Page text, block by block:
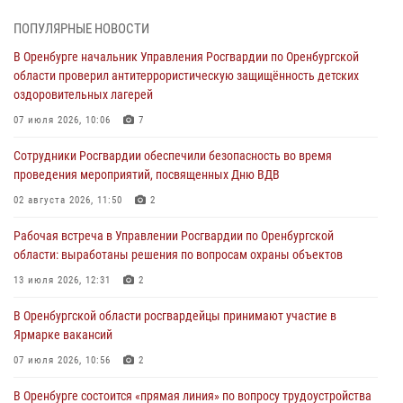
28 июля 2026, 09:41 1
Росгвардейцы обеспечили правопорядок на праздновании Дня
ВМФ в Оренбурге
27 июля 2026, 14:36 2
жизненной ситуации (ВИДЕО)
26 июля 2026, 14:45
образовательных учреждений к новому учебному году
24 июля 2026, 12:25
проведён рейд по строительным объектам
23 июля 2026, 10:47
ПОПУЛЯРНЫЕ НОВОСТИ
В Оренбурге начальник Управления Росгвардии по Оренбургской
области проверил антитеррористическую защищённость детских
оздоровительных лагерей
07 июля 2026, 10:06 7
Сотрудники Росгвардии обеспечили безопасность во время
проведения мероприятий, посвященных Дню ВДВ
02 августа 2026, 11:50 2
Рабочая встреча в Управлении Росгвардии по Оренбургской
области: выработаны решения по вопросам охраны объектов
13 июля 2026, 12:31 2
В Оренбургской области росгвардейцы принимают участие в
Ярмарке вакансий
07 июля 2026, 10:56 2
В Оренбурге состоится «прямая линия» по вопросу трудоустройства